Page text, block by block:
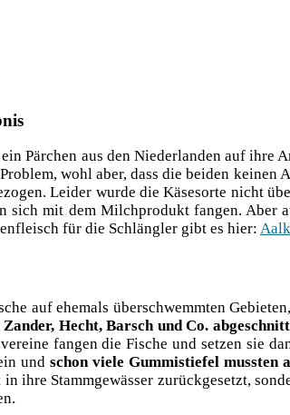
Pär­chen aus den Nie­der­lan­den auf ihre
wohl aber, dass die bei­den kei­nen
Lei­der wur­de die Käse­sor­te nicht
sich mit dem Milch­pro­dukt fan­gen. Aber
für die Schläng­ler gibt es hier:
auf ehe­mals über­schwemm­ten
Hecht, Barsch und Co.
fan­gen die Fische und set­zen sie
und schon vie­le Gum­mi­stie­fel muss­ten
ihre Stamm­ge­wäs­ser zurück­ge­setzt,